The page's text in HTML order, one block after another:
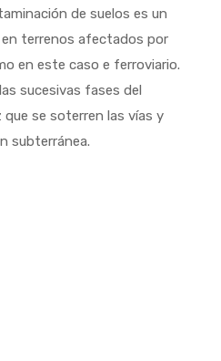
de suelos es un
terrenos afectados por
en este caso e ferroviario.
sucesivas fases del
que se soterren las vías y
subterránea.